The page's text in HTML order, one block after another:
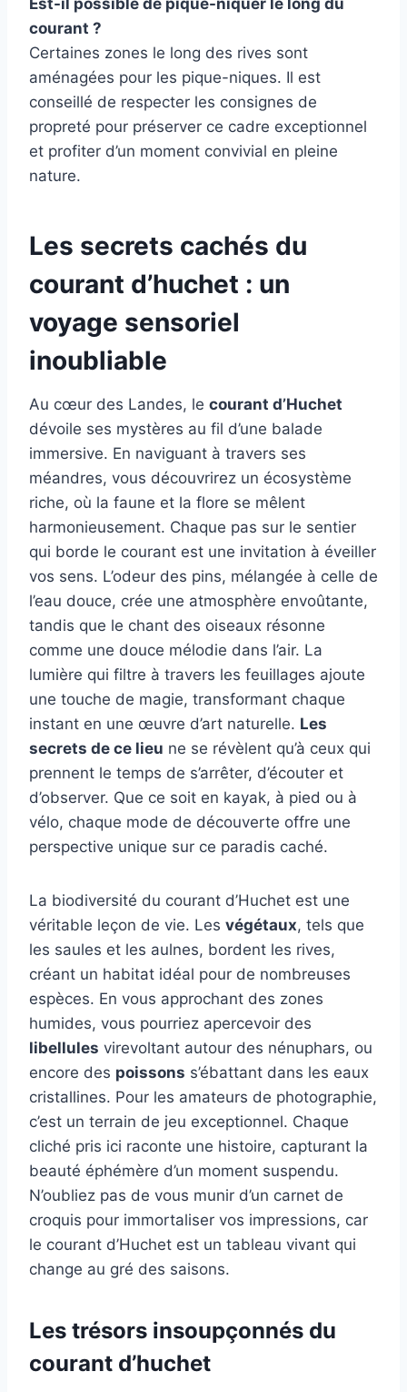
courant ?
Certaines zones le long des rives sont
aménagées pour les pique-niques. Il est
conseillé de respecter les consignes de
propreté pour préserver ce cadre exceptionnel
et profiter d’un moment convivial en pleine
nature.
Les secrets cachés du
courant d’huchet : un
voyage sensoriel
inoubliable
Au cœur des Landes, le courant d’Huchet
dévoile ses mystères au fil d’une balade
immersive. En naviguant à travers ses
méandres, vous découvrirez un écosystème
riche, où la faune et la flore se mêlent
harmonieusement. Chaque pas sur le sentier
qui borde le courant est une invitation à éveiller
vos sens. L’odeur des pins, mélangée à celle de
l’eau douce, crée une atmosphère envoûtante,
tandis que le chant des oiseaux résonne
comme une douce mélodie dans l’air. La
lumière qui filtre à travers les feuillages ajoute
une touche de magie, transformant chaque
instant en une œuvre d’art naturelle. Les
secrets de ce lieu ne se révèlent qu’à ceux qui
prennent le temps de s’arrêter, d’écouter et
d’observer. Que ce soit en kayak, à pied ou à
vélo, chaque mode de découverte offre une
perspective unique sur ce paradis caché.
La biodiversité du courant d’Huchet est une
véritable leçon de vie. Les végétaux, tels que
les saules et les aulnes, bordent les rives,
créant un habitat idéal pour de nombreuses
espèces. En vous approchant des zones
humides, vous pourriez apercevoir des
libellules virevoltant autour des nénuphars, ou
encore des poissons s’ébattant dans les eaux
cristallines. Pour les amateurs de photographie,
c’est un terrain de jeu exceptionnel. Chaque
cliché pris ici raconte une histoire, capturant la
beauté éphémère d’un moment suspendu.
N’oubliez pas de vous munir d’un carnet de
croquis pour immortaliser vos impressions, car
le courant d’Huchet est un tableau vivant qui
change au gré des saisons.
Les trésors insoupçonnés du
courant d’huchet